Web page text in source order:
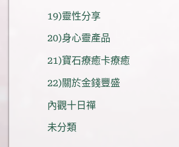
19)靈性分享
20)身心靈產品
21)寶石療癒卡療癒
22)關於金錢豐盛
內觀十日禪
未分類